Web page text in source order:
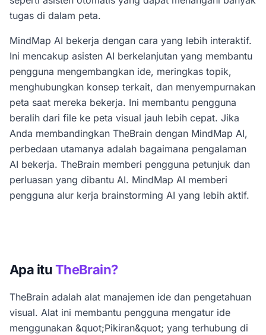
tugas di dalam peta.
MindMap AI bekerja dengan cara yang lebih interaktif.
Ini mencakup asisten AI berkelanjutan yang membantu
pengguna mengembangkan ide, meringkas topik,
menghubungkan konsep terkait, dan menyempurnakan
peta saat mereka bekerja. Ini membantu pengguna
beralih dari file ke peta visual jauh lebih cepat. Jika
Anda membandingkan TheBrain dengan MindMap AI,
perbedaan utamanya adalah bagaimana pengalaman
AI bekerja. TheBrain memberi pengguna petunjuk dan
perluasan yang dibantu AI. MindMap AI memberi
pengguna alur kerja brainstorming AI yang lebih aktif.
Apa ituTheBrain?
TheBrain adalah alat manajemen ide dan pengetahuan
visual. Alat ini membantu pengguna mengatur ide
menggunakan &quot;Pikiran&quot; yang terhubung di